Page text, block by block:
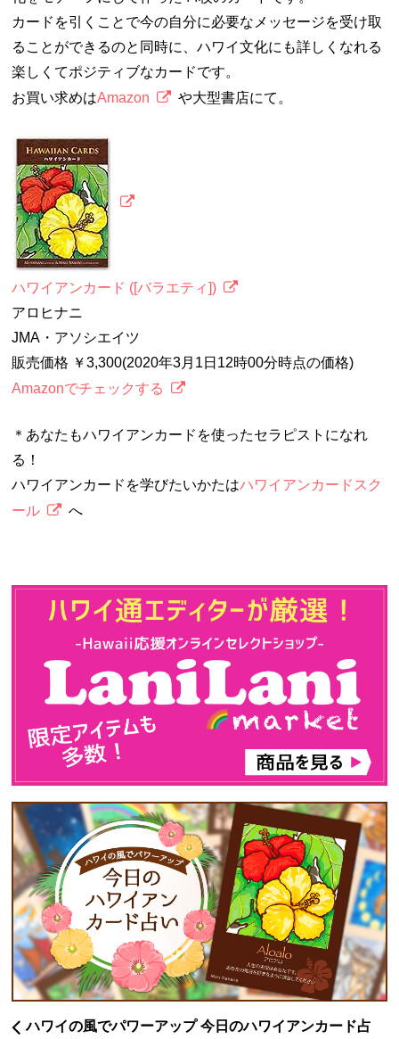
カードを引くことで今の自分に必要なメッセージを受け取
ることができるのと同時に、ハワイ文化にも詳しくなれる
楽しくてポジティブなカードです。
お買い求めはAmazon や大型書店にて。
ハワイアンカード ([バラエティ])
アロヒナニ
JMA・アソシエイツ
販売価格 ￥3,300(2020年3月1日12時00分時点の価格)
Amazonでチェックする
＊あなたもハワイアンカードを使ったセラピストになれ
る！
ハワイアンカードを学びたいかたはハワイアンカードスク
ール
へ
ハワイの風でパワーアップ 今日のハワイアンカード占